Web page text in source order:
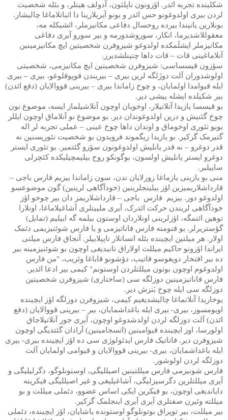
شکلینده تجربه ائدر. اؤزونون ناپلئون، آدولف هیتلر، و بئله شخصیت
لردن بیری اولدوغونو حس ائدر و بونو آیریلارینا دا اثباتلاماغا چالیشار.
بونلارین یانیندا بیرده روحسال دفاعی مکانیزملر، ائشیکله مه،
معقوللاشدیرما، انکار، سوروشدورمه و بیر سورو آیری دفاغی
مکانیزملر ایشلَمکده اولدوغو شیزوفرن شخصیتین ایچ مکانیزمینین
آنلاماغینی قات – قات داها چتینلشدیرر.
سؤزون قیسساسی: شیزوفرن شخصیتین ایچ مکانیزمی، شخصیتی
اولوشدوران آلت دوزَلگه لرین بیری – بیریندن قوپوقلوغو، بیری – بیری
ایله قیوامدا اولمایان، و چوخ زاماندا بیری – بیرینی قووالایان (دفع ائدن)
بیر شکیلده ایشله ییشی دیر.
بو قیسسا یازیدا آنلاتیلار، اوخویان اوچون آنلاشیلماز ایسه، موضوع نون
چوخ گئنیش و درین اولدوغوندان دیر. بو موضوع نو آنلاماق اوچون ایللر
بویو تئوری اوخوماق و اوندان داها چوخ عینی – عملی تجربه لر اله
گتیرمک گرکیر. بو یازیدا زیگموند فرویدون بو شخصیت تئوریسنین نه
قدر دوغرو – نه قدر یانلیش اولدوغونون سؤزو گئتمیر. بو تئوری ایستر
دوغرو ایستر یانلیش اولسون، بوگونکو روح بیلیمچیلیکده کئچرلی
ساییلیر.
منی بو یازینی یازماغا زورلایان ندن، سون زاماندا بیزیم فارس باجی –
قارداشلاریمیزین اؤز بیلینجلرینین (خودآگاهی لرینین) گون موضوعسو
اولدوغو دور. بیزیم فارس باجی – قارداشلاریمز دان بیر چوخو اؤز
خودآگاهی لریندن حرکت ائدرک، آیری ملییتلری آشاغیلاماغا، اونلارا
توهین ائتمگه، اؤزلرینی اونلاردان اوستون بیلمه گه اییلیم (تمایل)
گؤستریرلر. بو فنومنه فارس فاناتیزمی و یا فارس شوئنیزیمی دئمک
اولار. هر میلتین ایچینده بئله انسانلار تاپیلابیلر. آنجاق فارس میلتی
ایراندا اؤزونو حاکیم میللت اولاراق تانیدیغی اوچون بو شوئنیزمینه بیر
ده بیر افتخار دویغوسو قاتیب، دؤشونو قاباغا وئریب، "من فارس
اولدوغوم اوچون بوتون میللتلردن اوستونم" کیمی بیر ادعا ائدیر.
فارس فاناتیزمینین دوزلگه سی (ساختاری) شیزوفرن شخصیتین
دوزلگه سی ایله چوخ بَنزش دیر.
یوخاریدا آنلاتماغا چالیشدیغیم کیمی، شیزوفرن دوزلگه اؤز ایچینده
اویومسوز، بیری- بیری ایله باغداشمایان، بیر – بیرینی قووالایان (دفع
ائدن) آلت دوزلگه لردن اولدشدوغو اوچون، آیری جور آنلاتیلاجاق
اولورسا، اوز ایچینده قیوامینین (انسجامینین) آرادان گئتدیگی اوچون
شیزوفرن دیر. فاناتیک فارس ایدئولوژی سی ده اؤز ایچینده بیری- بیری
ایله باغداشمایان، بیری- بیرینی قووالایان و قیوامی اولمایان آلت
دوزلگه لردن اولوشور.
فارس شونیزمی فارس میللتینین اصیللیگی، اوستونلوگو، دگرلیلیگی و
آیری میللتلرین دگرسیزلیگی، آشاغیلیغی و غیر اصیللیگی فیکرینه
دایاندیغی اوچون، بو فیکرین ایکی اساس عضوو، دئملی میللت و بو
میللته وئیرن صفتلری آیری آیری اینجلمک گرکیر.
بیر میللت، بیر توپراق بوتونلوگو اوستونده یاشایان، اؤز ایچینده، دئملی